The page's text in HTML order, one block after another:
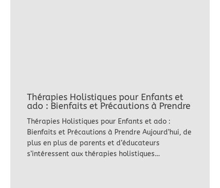
Thérapies Holistiques pour Enfants et
ado : Bienfaits et Précautions à Prendre
Thérapies Holistiques pour Enfants et ado :
Bienfaits et Précautions à Prendre Aujourd’hui, de
plus en plus de parents et d’éducateurs
s’intéressent aux thérapies holistiques…